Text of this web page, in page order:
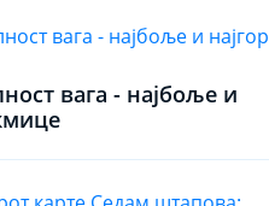
вага - најбоље и